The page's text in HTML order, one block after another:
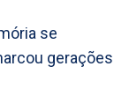
se
gerações